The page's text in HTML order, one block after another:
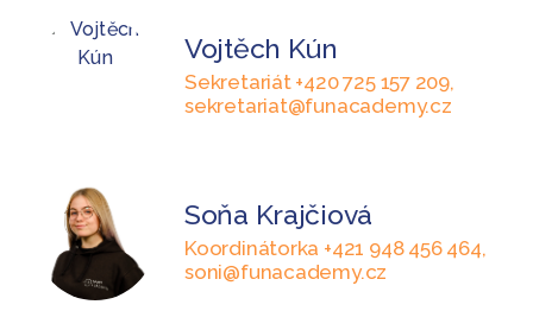
Vojtěch Kún
Sekretariát +420 725 157 209,
sekretariat@funacademy.cz
Soňa Krajčiová
Koordinátorka +421 948 456 464,
soni@funacademy.cz